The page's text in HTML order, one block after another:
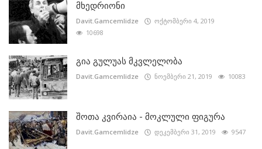
მხედრიონი
Davit.Gamcemlidze
ოქტომბერი 4, 2019
10698
გია გულუას მკვლელობა
Davit.Gamcemlidze ნოემბერი 21, 2019 10083
შოთა კვირაია - მოკლული ფიგურა
Davit.Gamcemlidze დეკემბერი 31, 2019 9547